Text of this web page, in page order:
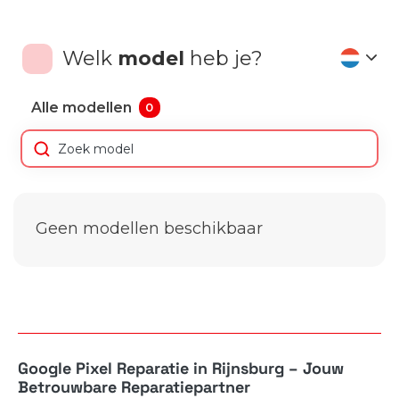
Welk model heb je?
Alle modellen 0
Geen modellen beschikbaar
Google Pixel Reparatie in Rijnsburg – Jouw
Betrouwbare Reparatiepartner